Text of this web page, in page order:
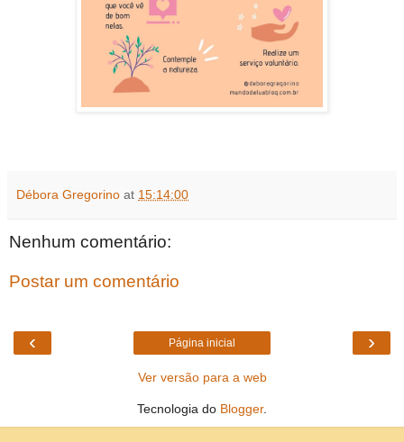
Débora Gregorino at 15:14:00
Nenhum comentário:
Postar um comentário
‹ ›
Página inicial
Ver versão para a web
Tecnologia do Blogger.